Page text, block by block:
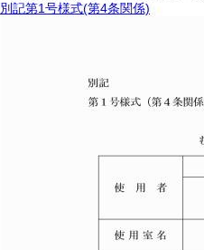
別記第1号様式(第4条関係)